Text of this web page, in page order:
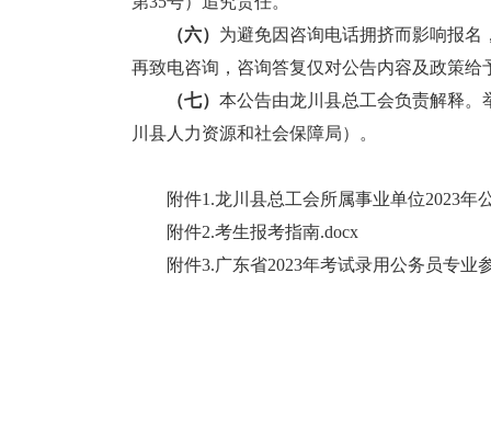
（六） 为避免因咨询电话拥挤而影响报
再致电咨询，咨询答复仅对公告内容及政策
（七） 本公告由龙川县总工会负责解释。
川县人力资源和社会保障局）。
附件1.龙川县总工会所属事业单位2023年
附件2.考生报考指南.docx
附件3.广东省2023年考试录用公务员专业